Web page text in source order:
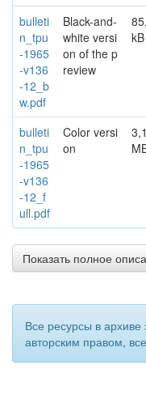
bulleti
n_tpu
-1965
-v136
-12_b
w.pdf
Black-and-
white versi
on of the p
review
kB
bulleti
n_tpu
-1965
-v136
-12_f
ull.pdf
Color versi
on
Показать полное
Все ресурсы в
авторским правом,